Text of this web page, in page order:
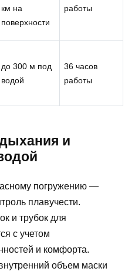
км на
поверхности
работы
до 300 м под
водой
36 часов
работы
и
погружению —
плавучести.
и трубок для
с учетом
и комфорта.
объем маски